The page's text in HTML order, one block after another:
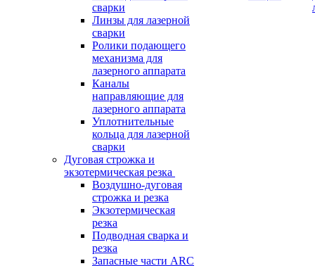
сварки
Линзы для лазерной
сварки
Ролики подающего
механизма для
лазерного аппарата
Каналы
направляющие для
лазерного аппарата
Уплотнительные
кольца для лазерной
сварки
Дуговая строжка и
экзотермическая резка
Воздушно-дуговая
строжка и резка
Экзотермическая
резка
Подводная сварка и
резка
Запасные части ARC